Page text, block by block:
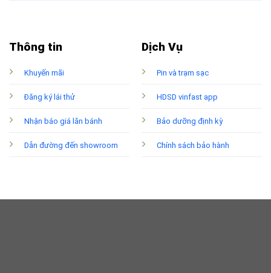
Thông tin
Khuyến mãi
Đăng ký lái thử
Nhận báo giá lăn bánh
Dẫn đường đến showroom
Dịch Vụ
Pin và trạm sạc
HDSD vinfast app
Bảo dưỡng định kỳ
Chính sách bảo hành